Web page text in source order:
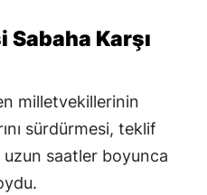
Karşı
milletvekillerinin
sürdürmesi, teklif
saatler boyunca